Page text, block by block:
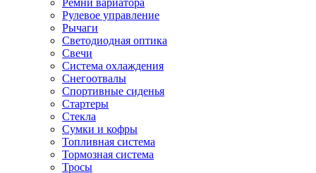
Рулевое управление
Рычаги
Светодиодная оптика
Свечи
Система охлаждения
Снегоотвалы
Спортивные сиденья
Стартеры
Стекла
Сумки и кофры
Топливная система
Тормозная система
Тросы